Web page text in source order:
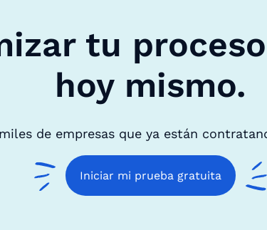
tu
hoy mismo.
de empresas que ya están
Iniciar mi prueba gratuita